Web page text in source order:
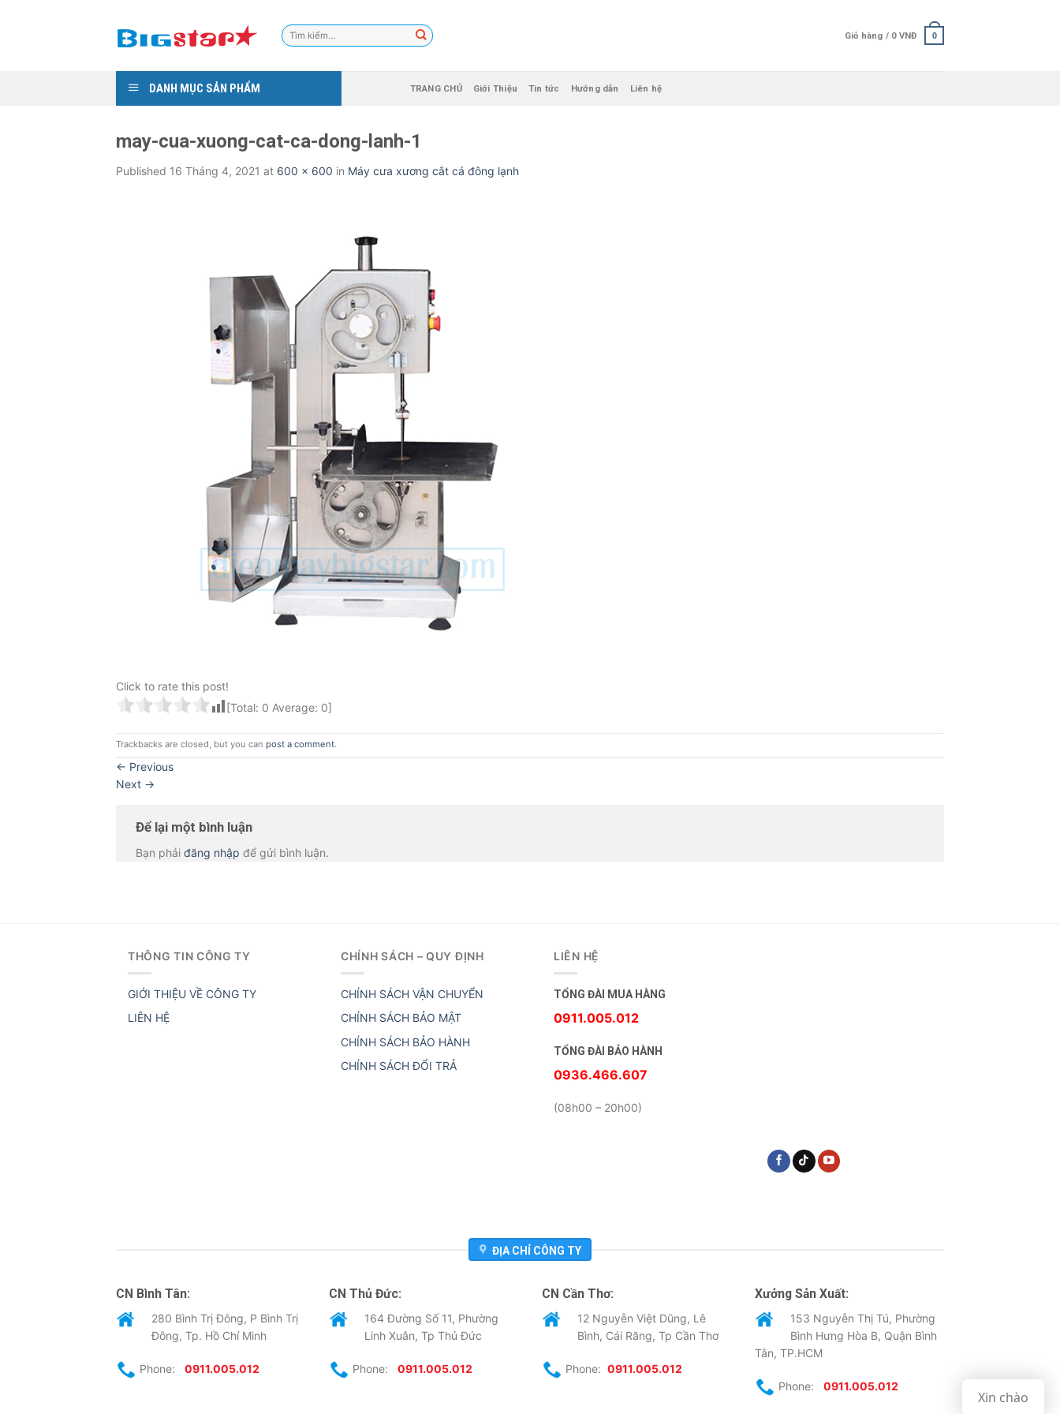
Tìm
kiếm:
Giỏ hàng / 0 VNĐ 0
DANH MỤC SẢN PHẨM TRANG CHỦ Giới Thiệu Tin tức Hướng dẫn Liên hệ
may-cua-xuong-cat-ca-dong-lanh-1
Published 16 Tháng 4, 2021 at 600 × 600 in Máy cưa xương cắt cá đông lạnh
Click to rate this post!
[Total: 0 Average: 0]
Trackbacks are closed, but you can post a comment.
← Previous
Next →
Để lại một bình luận
Bạn phải đăng nhập để gửi bình luận.
THÔNG TIN CÔNG TY
GIỚI THIỆU VỀ CÔNG TY
LIÊN HỆ
CHÍNH SÁCH – QUY ĐỊNH
CHÍNH SÁCH VẬN CHUYỂN
CHÍNH SÁCH BẢO MẬT
CHÍNH SÁCH BẢO HÀNH
CHÍNH SÁCH ĐỔI TRẢ
LIÊN HỆ
TỔNG ĐÀI MUA HÀNG
0911.005.012
TỔNG ĐÀI BẢO HÀNH
0936.466.607
(08h00 – 20h00)
ĐỊA CHỈ CÔNG TY
CN Bình Tân:
280 Bình Trị Đông, P Bình Trị
Đông, Tp. Hồ Chí Minh
Phone: 0911.005.012
CN Thủ Đức:
164 Đường Số 11, Phường
Linh Xuân, Tp Thủ Đức
Phone: 0911.005.012
CN Cần Thơ:
12 Nguyễn Việt Dũng, Lê
Bình, Cái Răng, Tp Cần Thơ
Phone: 0911.005.012
Xưởng Sản Xuất:
153 Nguyễn Thị Tú, Phường
Bình Hưng Hòa B, Quận Bình
Tân, TP.HCM
Phone: 0911.005.012
Xin chào